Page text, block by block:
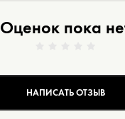
Оценок пока
НАПИСАТЬ ОТЗЫВ